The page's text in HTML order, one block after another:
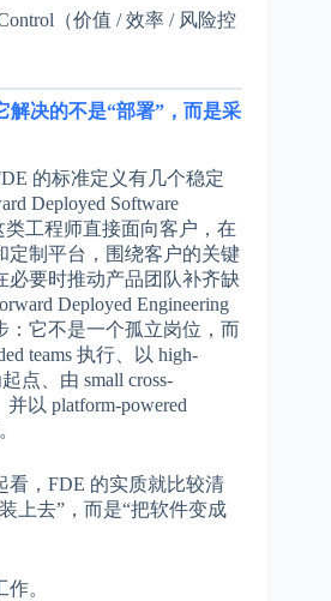
（价值 / 效率 / 风险控
解决的不是“部署”，而是采
的标准定义有几个稳定
Deployed Software
类工程师直接面向客户，在
定制平台，围绕客户的关键
必要时推动产品团队补齐缺
Deployed Engineering
：它不是一个孤立岗位，而
teams 执行、以 high-
起点、由 small cross-
以 platform-powered
看，FDE 的实质就比较清
上去”，而是“把软件变成
。